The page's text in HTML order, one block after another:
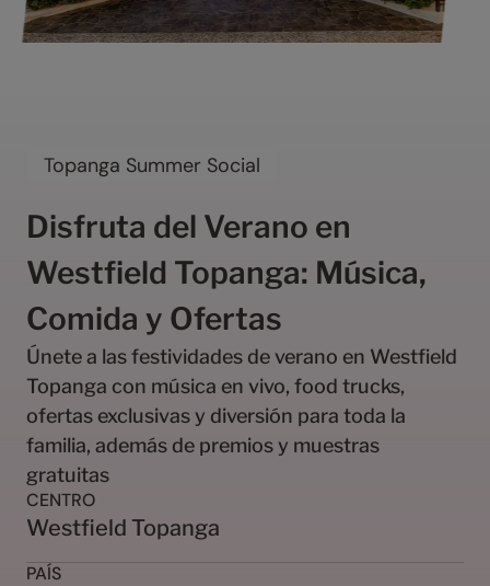
Topanga Summer Social
Disfruta del Verano en
Westfield Topanga: Música,
Comida y Ofertas
Únete a las festividades de verano en Westfield
Topanga con música en vivo, food trucks,
ofertas exclusivas y diversión para toda la
familia, además de premios y muestras
gratuitas
CENTRO
Westfield Topanga
PAÍS
4
5
2